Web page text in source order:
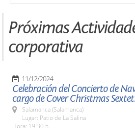
Próximas
corporativa
11/12/2024
Celebración del Concierto de
cargo de Cover Christmas
Salamanca (Salamanca)
Lugar: Patio de La Salina
Hora: 19:30 h.